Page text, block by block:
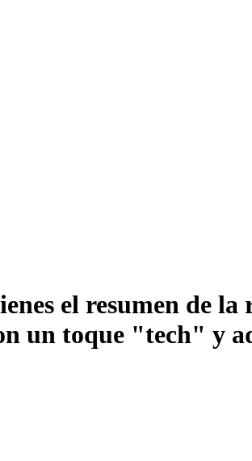
el resumen de
un toque "tech" y